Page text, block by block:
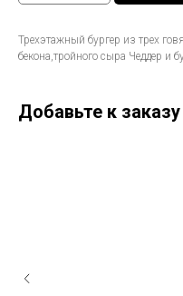
Трехэтажный бургер из трех
бекона,тройного сыра Чеддер и
Добавьте к заказу